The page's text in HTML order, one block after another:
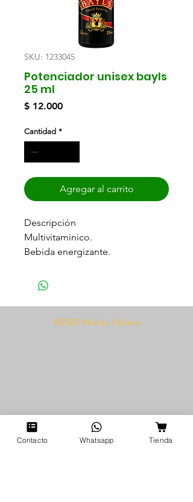
SKU: 1233045
Potenciador unisex bayls
25 ml
$ 12.000Precio
Cantidad *
Agregar al carrito
Descripción
Multivitaminico.
Bebida energizante.
Potencia la vitalidad.
Modo de uso©2020 Mundo Urbano
Contacto Whatsapp Tienda